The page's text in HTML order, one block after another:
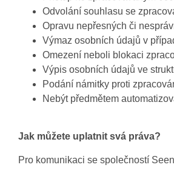
Odvolání souhlasu se
Opravu nepřesných či
Výmaz osobních údajů v
Omezení neboli blokaci
Výpis osobních údajů ve
Podání námitky proti
Nebýt předmětem
Jak můžete uplatnit svá práva?
Pro komunikaci se společností